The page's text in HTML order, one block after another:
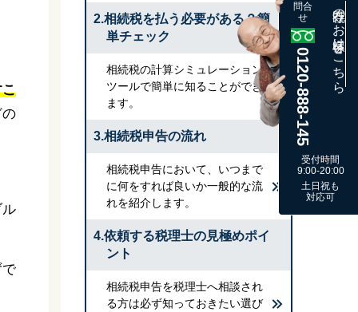
2.相続税を払う必要がある？簡
単チェック
相続税の計算シミュレーション
ツールで簡単に知ることができ
ます。
3.相続税申告の流れ
相続税申告において、いつまで
に何をすれば良いか一般的な流
れを紹介します。
4.依頼する税理士の見極めポイ
ント
相続税申告を税理士へ相談され
る方は必ず知っておきたい選び
問合
せ
0120-888-145
既存のお客様はこちら
受付時間
9:00-20:00
土日祝も
対応可